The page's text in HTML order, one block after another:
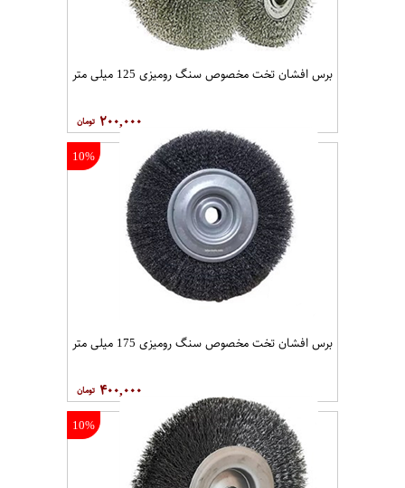
برس افشان تخت مخصوص سنگ رومیزی 125 میلی متر
۲۰۰,۰۰۰
10%
برس افشان تخت مخصوص سنگ رومیزی 175 میلی متر
۴۰۰,۰۰۰
10%